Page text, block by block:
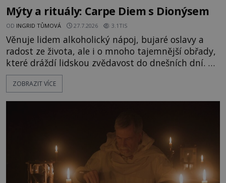
Mýty a rituály: Carpe Diem s Dionýsem
OD INGRID TŮMOVÁ 27.7.2026 3.1TIS
Věnuje lidem alkoholický nápoj, bujaré oslavy a
radost ze života, ale i o mnoho tajemnější obřady,
které dráždí lidskou zvědavost do dnešních dní. Co
doopravdy představuje bůh, jemuž Římané říkají
Bakchus? Mytologický příběh řeckého boha
ZOBRAZIT VÍCE